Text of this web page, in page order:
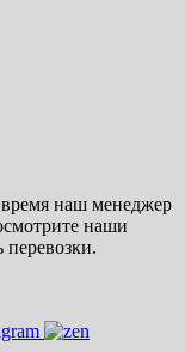
наш менеджер
наши
перевозки.